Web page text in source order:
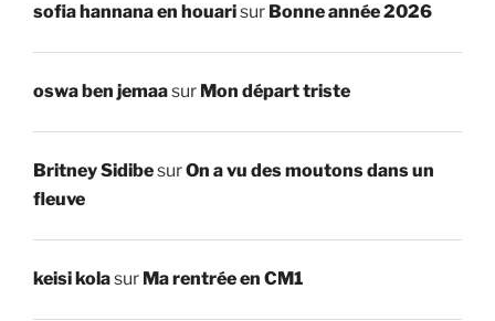
sofia hannana en houarisur Bonne année 2026
oswa ben jemaasur Mon départ triste
Britney SidibesurOn a vu des moutons dans un
fleuve
keisi kolasur Ma rentrée en CM1